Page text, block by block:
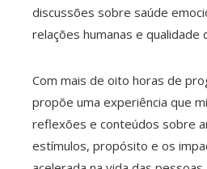
discussões sobre saúde
relações humanas e qualidade
Com mais de oito horas de
propõe uma experiência que
reflexões e conteúdos sobre
estímulos, propósito e os